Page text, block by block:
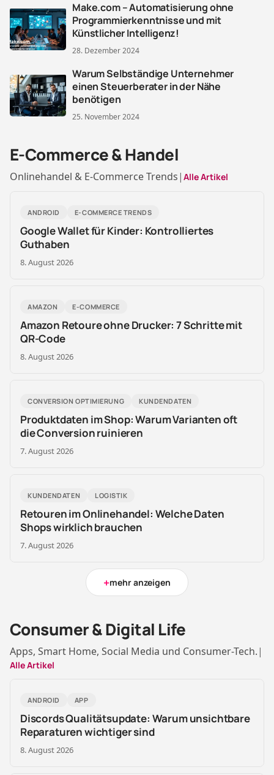
Make.com – Automatisierung ohne
Programmierkenntnisse und mit
Künstlicher Intelligenz!
28. Dezember 2024
Warum Selbständige Unternehmer
einen Steuerberater in der Nähe
benötigen
25. November 2024
E-Commerce & Handel
Onlinehandel & E-Commerce Trends| Alle Artikel
ANDROID E-COMMERCE TRENDS
Google Wallet für Kinder: Kontrolliertes
Guthaben
8. August 2026
AMAZON E-COMMERCE
Amazon Retoure ohne Drucker: 7 Schritte mit
QR-Code
8. August 2026
CONVERSION OPTIMIERUNG KUNDENDATEN
Produktdaten im Shop: Warum Varianten oft
die Conversion ruinieren
7. August 2026
KUNDENDATEN LOGISTIK
Retouren im Onlinehandel: Welche Daten
Shops wirklich brauchen
7. August 2026
+mehr anzeigen
Consumer & Digital Life
Apps, Smart Home, Social Media und Consumer-Tech.|
Alle Artikel
ANDROID APP
Discords Qualitätsupdate: Warum unsichtbare
Reparaturen wichtiger sind
8. August 2026